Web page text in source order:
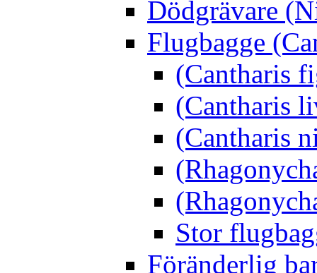
Dödgrävare
Flugbagge
(Cantharis
(Cantharis
(Cantharis
Stor
Föränderlig